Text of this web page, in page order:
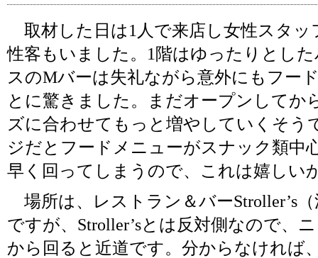
取材した日は1人で来店し女性スタッ
性客もいました。1階はゆったりとし
スのMバーは失礼ながら意外にもフー
とに驚きました。まだオープンしてか
ズに合わせてもっと増やしていくそう
ジだとフードメニューがスナック類中
早く回ってしまうので、これは嬉しい
場所は、レストラン＆バーStroller’s
ですが、Stroller’sとは反対側なので、
から回ると近道です。分からなければ